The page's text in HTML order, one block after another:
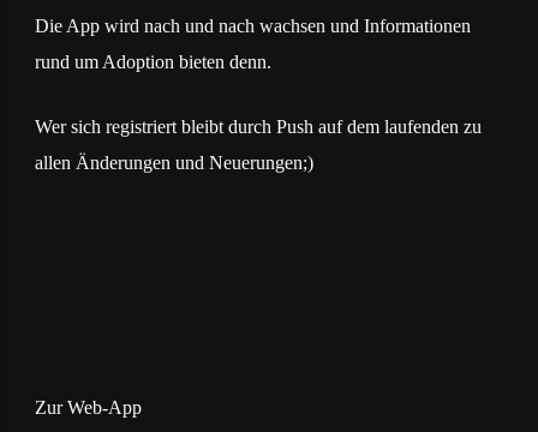
Die App wird nach und nach wachsen und Informationen
rund um Adoption bieten denn.
Wer sich registriert bleibt durch Push auf dem laufenden zu
allen Änderungen und Neuerungen;)
Zur Web-App